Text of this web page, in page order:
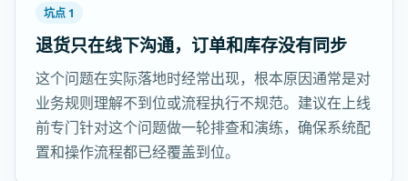
坑点 1
退货只在线下沟通，订单和库存没有同步
这个问题在实际落地时经常出现，根本原因通常是对
业务规则理解不到位或流程执行不规范。建议在上线
前专门针对这个问题做一轮排查和演练，确保系统配
置和操作流程都已经覆盖到位。